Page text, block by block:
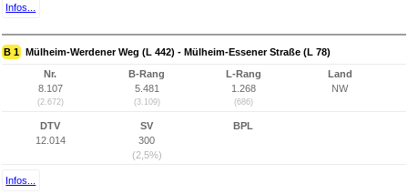
Infos...
B 1 Mülheim-Werdener Weg (L 442) - Mülheim-Essener Straße (L 78)
Nr.
8.107
(2.672)
B-Rang
5.481
(3.109)
L-Rang
1.268
(686)
Land
NW
DTV
12.014
SV
300
(2,5%)
BPL
Infos...